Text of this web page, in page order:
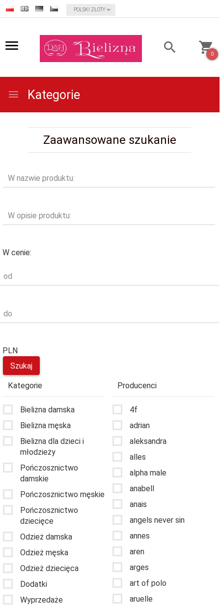
currency_h
POLSKI ZŁOTY
0
Kategorie
Zaawansowane szukanie
W nazwie produktu:
W opisie produktu:
W cenie:
od
do
PLN
Kategorie
Bielizna damska
Bielizna męska
Bielizna dla dzieci i
młodzieży
Pończosznictwo
damskie
Pończosznictwo męskie
Pończosznictwo
dziecięce
Odzież damska
Odzież męska
Odzież dziecięca
Dodatki
Wyprzedaże
Producenci
4f
adrian
aleksandra
alles
alpha male
anabell
anais
angels never sin
annes
aren
arges
art of polo
aruelle